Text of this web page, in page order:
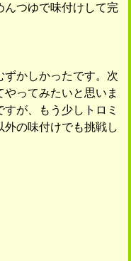
んつゆで味付けして完
ずかしかったです。次
ってみたいと思いま
が、もう少しトロミ
の味付けでも挑戦し